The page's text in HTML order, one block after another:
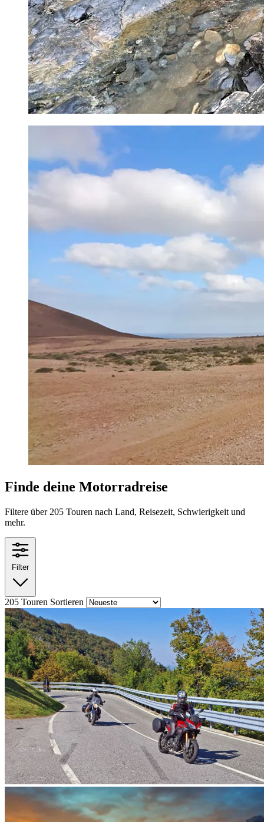
Finde deine Motorradreise
Filtere über 205 Touren nach Land, Reisezeit, Schwierigkeit und
mehr.
Filter
205 Touren Sortieren